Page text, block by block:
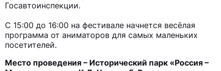
Госавтоинспекции.
С 15:00 до 16:00 на фестивале начнется весёлая
программа от аниматоров для самых маленьких
посетителей.
Место проведения – Исторический парк «Россия –